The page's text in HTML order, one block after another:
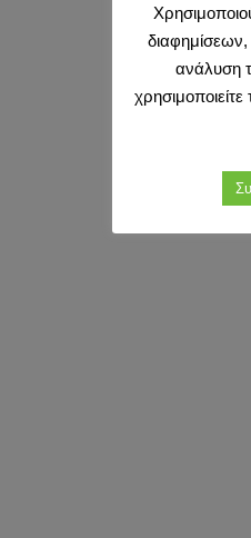
ανάλυση